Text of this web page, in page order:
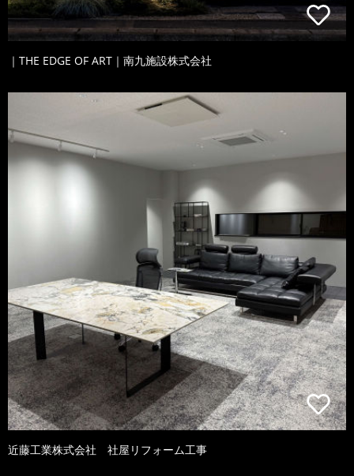
｜THE EDGE OF ART｜南九施設株式会社
近藤工業株式会社 社屋リフォーム工事